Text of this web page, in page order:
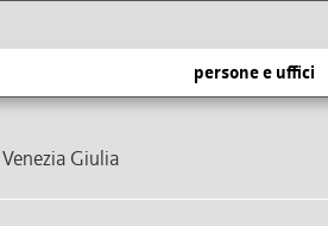
persone e uffici
Giulia